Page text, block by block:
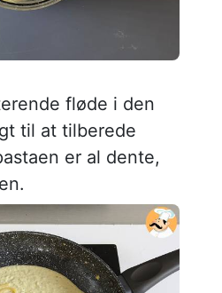
fløde i den
til at tilberede
er al dente,